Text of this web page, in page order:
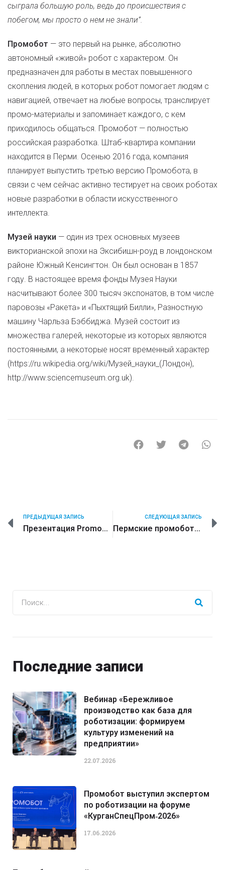
сыграла большую роль, ведь до происшествия с
побегом, мы просто о нем не знали”.
Промобот — это первый на рынке, абсолютно
автономный «живой» робот с характером. Он
предназначен для работы в местах повышенного
скопления людей, в которых робот помогает людям с
навигацией, отвечает на любые вопросы, транслирует
промо-материалы и запоминает каждого, с кем
приходилось общаться. Промобот — полностью
российская разработка. Штаб-квартира компании
находится в Перми. Осенью 2016 года, компания
планирует выпустить третью версию Промобота, в
связи с чем сейчас активно тестирует на своих роботах
новые разработки в области искусственного
интеллекта.
Музей науки — один из трех основных музеев
викторианской эпохи на Эксибишн-роуд в лондонском
районе Южный Кенсингтон. Он был основан в 1857
году. В настоящее время фонды Музея Науки
насчитывают более 300 тысяч экспонатов, в том числе
паровозы «Ракета» и «Пыхтящий Билли», Разностную
машину Чарльза Бэббиджа. Музей состоит из
множества галерей, некоторые из которых являются
постоянными, а некоторые носят временный характер
(https://ru.wikipedia.org/wiki/Музей_науки_(Лондон),
http://www.sciencemuseum.org.uk).
ПРЕДЫДУЩАЯ ЗАПИСЬ
Презентация Promobot V.3
СЛЕДУЮЩАЯ ЗАПИСЬ
Пермские промоботы теперь и в Китае — первые образцы с женским голосом
Последние записи
Вебинар «Бережливое
производство как база для
роботизации: формируем
культуру изменений на
предприятии»
22.07.2026
Промобот выступил экспертом
по роботизации на форуме
«КурганСпецПром‑2026»
17.06.2026